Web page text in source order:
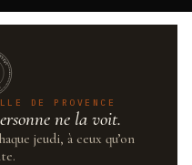
DE PROVENCE
ne la voit.
jeudi, à ceux qu’on